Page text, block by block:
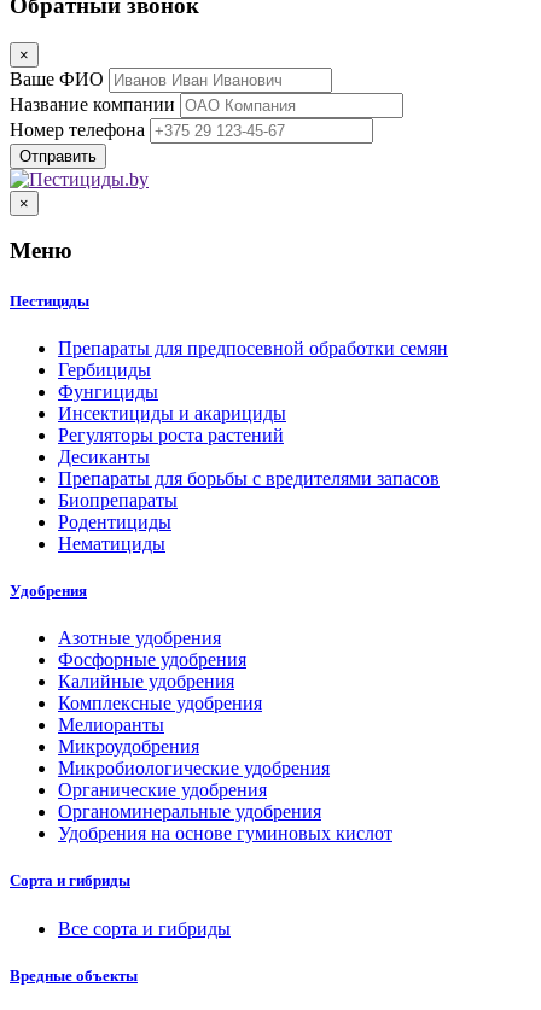
Обратный звонок
×
Ваше ФИО
Название компании
Номер телефона
×
Меню
Пестициды
Препараты для предпосевной обработки семян
Гербициды
Фунгициды
Инсектициды и акарициды
Регуляторы роста растений
Десиканты
Препараты для борьбы с вредителями запасов
Биопрепараты
Родентициды
Нематициды
Удобрения
Азотные удобрения
Фосфорные удобрения
Калийные удобрения
Комплексные удобрения
Мелиоранты
Микроудобрения
Микробиологические удобрения
Органические удобрения
Органоминеральные удобрения
Удобрения на основе гуминовых кислот
Сорта и гибриды
Все сорта и гибриды
Вредные объекты